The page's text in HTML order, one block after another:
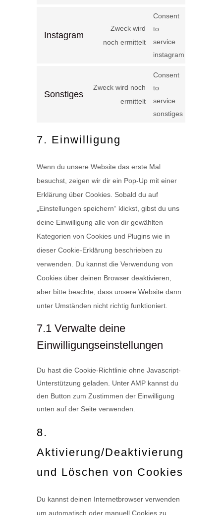
Instagram
Zweck wird
noch ermittelt
Consent
to
service
instagram
Sonstiges
Zweck wird noch
ermittelt
Consent
to
service
sonstiges
7. Einwilligung
Wenn du unsere Website das erste Mal
besuchst, zeigen wir dir ein Pop-Up mit einer
Erklärung über Cookies. Sobald du auf
„Einstellungen speichern“ klickst, gibst du uns
deine Einwilligung alle von dir gewählten
Kategorien von Cookies und Plugins wie in
dieser Cookie-Erklärung beschrieben zu
verwenden. Du kannst die Verwendung von
Cookies über deinen Browser deaktivieren,
aber bitte beachte, dass unsere Website dann
unter Umständen nicht richtig funktioniert.
7.1 Verwalte deine
Einwilligungseinstellungen
Du hast die Cookie-Richtlinie ohne Javascript-
Unterstützung geladen. Unter AMP kannst du
den Button zum Zustimmen der Einwilligung
unten auf der Seite verwenden.
8.
Aktivierung/Deaktivierung
und Löschen von Cookies
Du kannst deinen Internetbrowser verwenden
um automatisch oder manuell Cookies zu